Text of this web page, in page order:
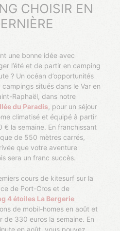
CHOISIR EN
l’été et de partir en camping
? Un océan d’opportunités
situés dans le Var en
Raphaël, dans notre
du Paradis, pour un séjour
climatisé et équipé à partir
la semaine. En franchissant
de 550 mètres carrés,
que votre aventure
sera un franc succès.
cours de kitesurf sur la
de Port-Cros et de
4 étoiles La Bergerie
de mobil-homes en août et
de 330 euros la semaine. En
en août, vous pouvez